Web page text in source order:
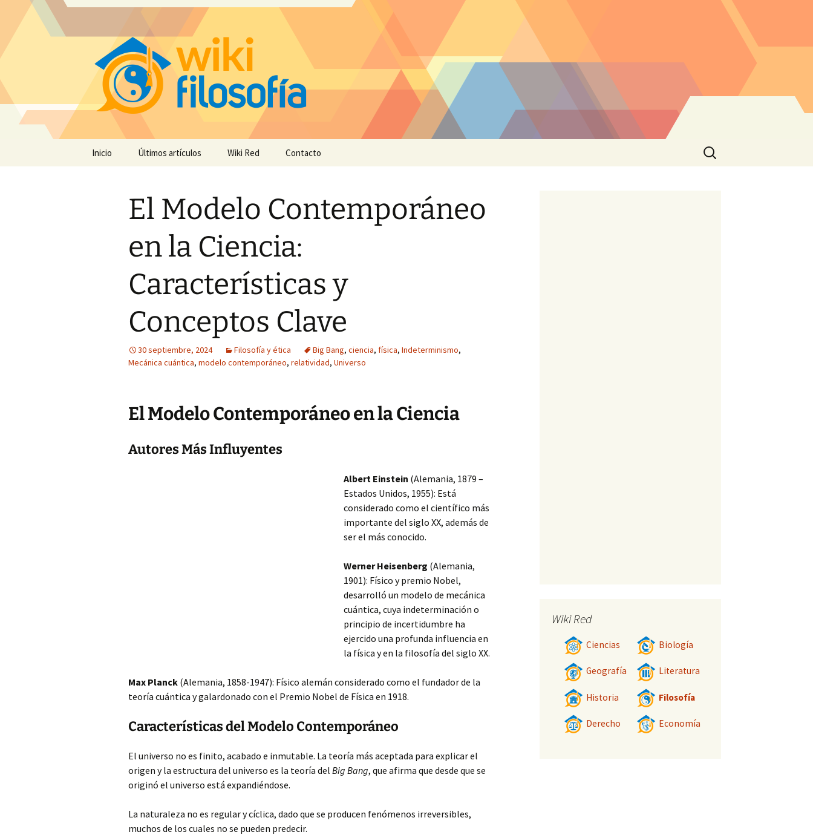
Inicio Últimos artículos Wiki Red Contacto
Buscar:
El Modelo Contemporáneo
en la Ciencia:
Características y
Conceptos Clave
30 septiembre, 2024 Filosofía y ética Big Bang, ciencia, física, Indeterminismo,
Mecánica cuántica, modelo contemporáneo, relatividad, Universo
El Modelo Contemporáneo en la Ciencia
Autores Más Influyentes
Albert Einstein (Alemania, 1879 –
Estados Unidos, 1955): Está
considerado como el científico más
importante del siglo XX, además de
ser el más conocido.
Werner Heisenberg (Alemania,
1901): Físico y premio Nobel,
desarrolló un modelo de mecánica
cuántica, cuya indeterminación o
principio de incertidumbre ha
ejercido una profunda influencia en
la física y en la filosofía del siglo XX.
Max Planck (Alemania, 1858-1947): Físico alemán considerado como el fundador de la
teoría cuántica y galardonado con el Premio Nobel de Física en 1918.
Características del Modelo Contemporáneo
El universo no es finito, acabado e inmutable. La teoría más aceptada para explicar el
origen y la estructura del universo es la teoría del Big Bang, que afirma que desde que se
originó el universo está expandiéndose.
La naturaleza no es regular y cíclica, dado que se producen fenómenos irreversibles,
muchos de los cuales no se pueden predecir.
Wiki Red
Ciencias Biología
Geografía Literatura
Historia Filosofía
Derecho Economía